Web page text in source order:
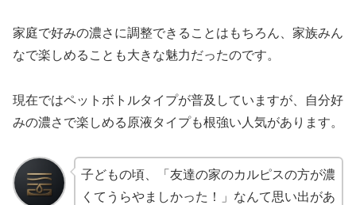
家庭で好みの濃さに調整できることはもちろん、家族みん
なで楽しめることも大きな魅力だったのです。
現在ではペットボトルタイプが普及していますが、自分好
みの濃さで楽しめる原液タイプも根強い人気があります。
子どもの頃、「友達の家のカルピスの方が濃
くてうらやましかった！」なんて思い出があ